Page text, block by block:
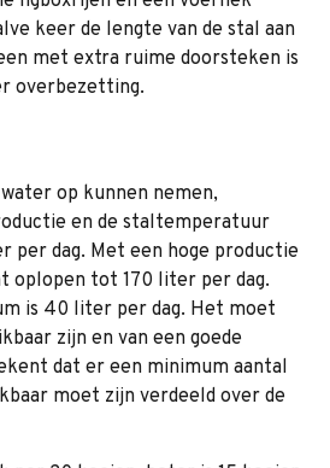
keer de lengte van de stal aan
met extra ruime doorsteken is
overbezetting.
op kunnen nemen,
en de staltemperatuur
per dag. Met een hoge productie
oplopen tot 170 liter per dag.
is 40 liter per dag. Het moet
zijn en van een goede
dat er een minimum aantal
moet zijn verdeeld over de